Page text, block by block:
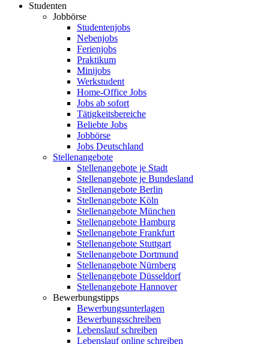
Studenten
Jobbörse
Studentenjobs
Nebenjobs
Ferienjobs
Praktikum
Minijobs
Werkstudent
Home-Office Jobs
Jobs ab sofort
Tätigkeitsbereiche
Beliebte Jobs
Jobbörse
Jobs Deutschland
Stellenangebote
Stellenangebote je Stadt
Stellenangebote je Bundesland
Stellenangebote Berlin
Stellenangebote Köln
Stellenangebote München
Stellenangebote Hamburg
Stellenangebote Frankfurt
Stellenangebote Stuttgart
Stellenangebote Dortmund
Stellenangebote Nürnberg
Stellenangebote Düsseldorf
Stellenangebote Hannover
Bewerbungstipps
Bewerbungsunterlagen
Bewerbungsschreiben
Lebenslauf schreiben
Lebenslauf online schreiben